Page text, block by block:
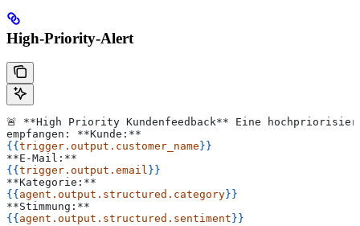
High-Priority-Alert
🚨 **High Priority Kundenfeedback** Eine
empfangen: **Kunde:**
{{ trigger.output.customer_name }}
**E-Mail:**
{{ trigger.output.email }}
**Kategorie:**
{{ agent.output.structured.category}}
**Stimmung:**
{{ agent.output.structured.sentiment }}